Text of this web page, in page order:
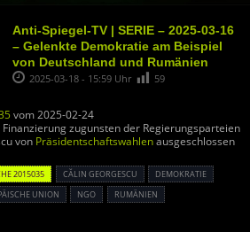
Anti-Spiegel-TV | SERIE – 2025-03-16
– Gelenkte Demokratie am Beispiel
von Deutschland und Rumänien
2025-03-18 - 15:59 Uhr 59
vom 2025-02-24
zugunsten der Regierungsparteien
von Präsidentschaftswahlenausgeschlossen
2015035 CĂLIN GEORGESCU
DEMOKRATIE
UNION NGO
RUMÄNIEN